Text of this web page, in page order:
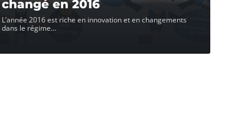
changé en 2016
L’année 2016 est riche en innovation et en changements
dans le régime…